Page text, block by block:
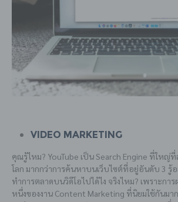
Video Marketing
คุณรู้ไหม? YouTube เป็น Search Engine ที่ใหญ่
โลก มากกว่าการค้นหาบนเว็บไซต์ที่อยู่อันดับ 3 รู้
ทำการตลาดบนวิดีโอไปได้ไง จริงไหม? เพราะกา
หนึ่งของงาน Content Marketing ที่นิยมใช้กันมา